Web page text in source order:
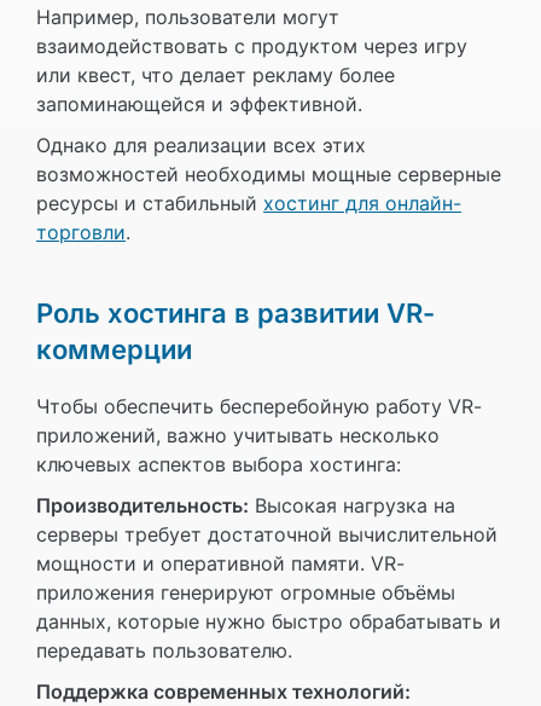
Например, пользователи могут
взаимодействовать с продуктом через игру
или квест, что делает рекламу более
запоминающейся и эффективной.
Однако для реализации всех этих
возможностей необходимы мощные серверные
ресурсы и стабильный хостинг для онлайн-
торговли.
Роль хостинга в развитии VR-
коммерции
Чтобы обеспечить бесперебойную работу VR-
приложений, важно учитывать несколько
ключевых аспектов выбора хостинга:
Производительность: Высокая нагрузка на
серверы требует достаточной вычислительной
мощности и оперативной памяти. VR-
приложения генерируют огромные объёмы
данных, которые нужно быстро обрабатывать и
передавать пользователю.
Поддержка современных технологий: